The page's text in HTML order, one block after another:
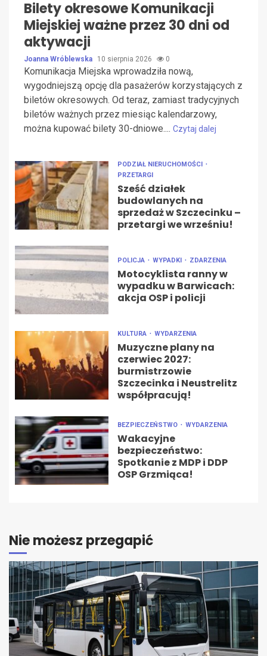
Bilety okresowe Komunikacji
Miejskiej ważne przez 30 dni od
aktywacji
Joanna Wróblewska 10 sierpnia 2026 0
Komunikacja Miejska wprowadziła nową,
wygodniejszą opcję dla pasażerów korzystających z
biletów okresowych. Od teraz, zamiast tradycyjnych
biletów ważnych przez miesiąc kalendarzowy,
można kupować bilety 30-dniowe.... Czytaj dalej
PODZIAŁ NIERUCHOMOŚCI
PRZETARGI
Sześć działek
budowlanych na
sprzedaż w Szczecinku –
przetargi we wrześniu!
POLICJA WYPADKI ZDARZENIA
Motocyklista ranny w
wypadku w Barwicach:
akcja OSP i policji
KULTURA WYDARZENIA
Muzyczne plany na
czerwiec 2027:
burmistrzowie
Szczecinka i Neustrelitz
współpracują!
BEZPIECZEŃSTWO WYDARZENIA
Wakacyjne
bezpieczeństwo:
Spotkanie z MDP i DDP
OSP Grzmiąca!
Nie możesz przegapić